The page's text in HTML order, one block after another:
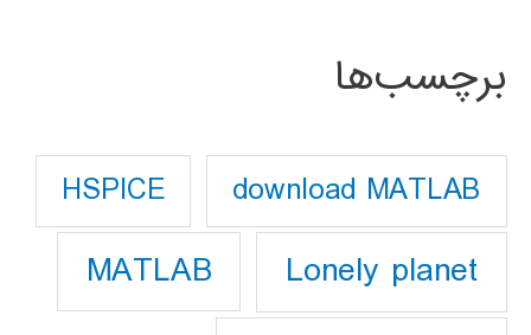
برچسب‌ها
download MATLAB
HSPICE
Lonely planet
MATLAB